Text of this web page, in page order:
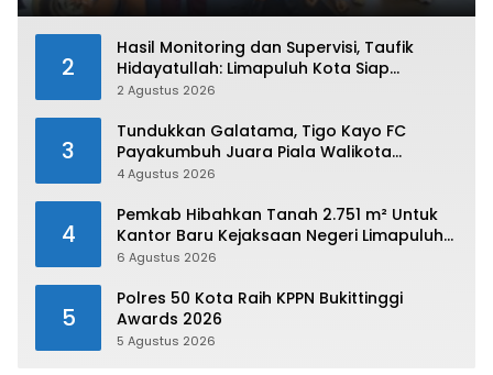
2
Hasil Monitoring dan Supervisi, Taufik
Hidayatullah: Limapuluh Kota Siap
Kirimkan Atlet Terbaiknya Pada Porprov
2 Agustus 2026
3
Tundukkan Galatama, Tigo Kayo FC
Payakumbuh Juara Piala Walikota
Payakumbuh 2026
4 Agustus 2026
4
Pemkab Hibahkan Tanah 2.751 m² Untuk
Kantor Baru Kejaksaan Negeri Limapuluh
Kota
6 Agustus 2026
5
Polres 50 Kota Raih KPPN Bukittinggi
Awards 2026
5 Agustus 2026